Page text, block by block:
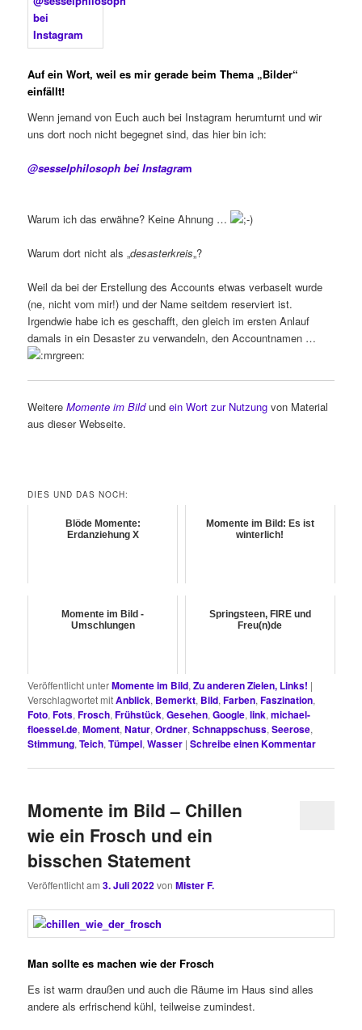
Auf ein Wort, weil es mir gerade beim Thema „Bilder“
einfällt!
Wenn jemand von Euch auch bei Instagram herumturnt und wir
uns dort noch nicht begegnet sind, das hier bin ich:
@sesselphilosoph bei Instagram
Warum ich das erwähne? Keine Ahnung …
Warum dort nicht als „desasterkreis„?
Weil da bei der Erstellung des Accounts etwas verbaselt wurde
(ne, nicht vom mir!) und der Name seitdem reserviert ist.
Irgendwie habe ich es geschafft, den gleich im ersten Anlauf
damals in ein Desaster zu verwandeln, den Accountnamen …
WeitereMomente im Bildundein Wort zur Nutzung von Material
aus dieser Webseite.
DIES UND DAS NOCH:
Blöde Momente:
Erdanziehung X
Momente im Bild: Es ist
winterlich!
Momente im Bild -
Umschlungen
Springsteen, FIRE und
Freu(n)de
Veröffentlicht unterMomente im Bild,Zu anderen Zielen, Links! |
Verschlagwortet mitAnblick, Bemerkt, Bild,Farben,Faszination,
Foto,Fots,Frosch,Frühstück,Gesehen,Google,link,michael-
floessel.de,Moment,Natur,Ordner,Schnappschuss,Seerose,
Stimmung,Teich,Tümpel,Wasser |Schreibe einen Kommentar
Momente im Bild – Chillen
wie ein Frosch und ein
bisschen Statement
Veröffentlicht am3. Juli 2022vonMister F.
Man sollte es machen wie der Frosch
Es ist warm draußen und auch die Räume im Haus sind alles
andere als erfrischend kühl, teilweise zumindest.